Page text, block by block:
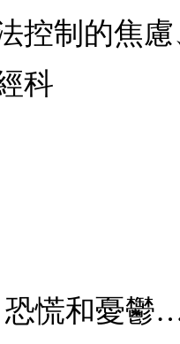
控制的焦
科
恐慌和憂